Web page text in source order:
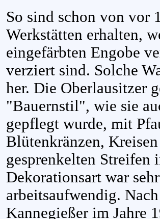
So sind schon von vor
Werkstätten erhalten,
eingefärbten Engobe
verziert sind. Solche
her. Die Oberlausitzer
"Bauernstil", wie sie
gepflegt wurde, mit
Blütenkränzen,
gesprenkelten Streifen
Dekorationsart war
arbeitsaufwendig.
Kannegießer im Jahre